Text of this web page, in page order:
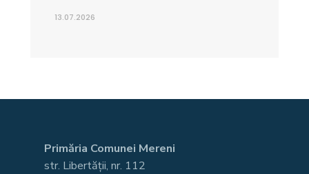
13.07.2026
Primăria Comunei Mereni
str. Libertății, nr. 112